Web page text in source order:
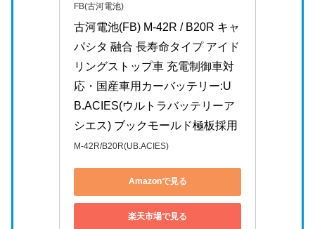
FB(古河電池)
古河電池(FB) M-42R / B20R キャ
パシタ 融合 長寿命タイプ アイド
リングストップ車 充電制御車対
応・国産車用カーバッテリー:U
B.ACIES(ウルトラバッテリーア
シエス) ブックモールド極板採用
M-42R/B20R(UB.ACIES)
Amazonで見る
楽天市場で見る